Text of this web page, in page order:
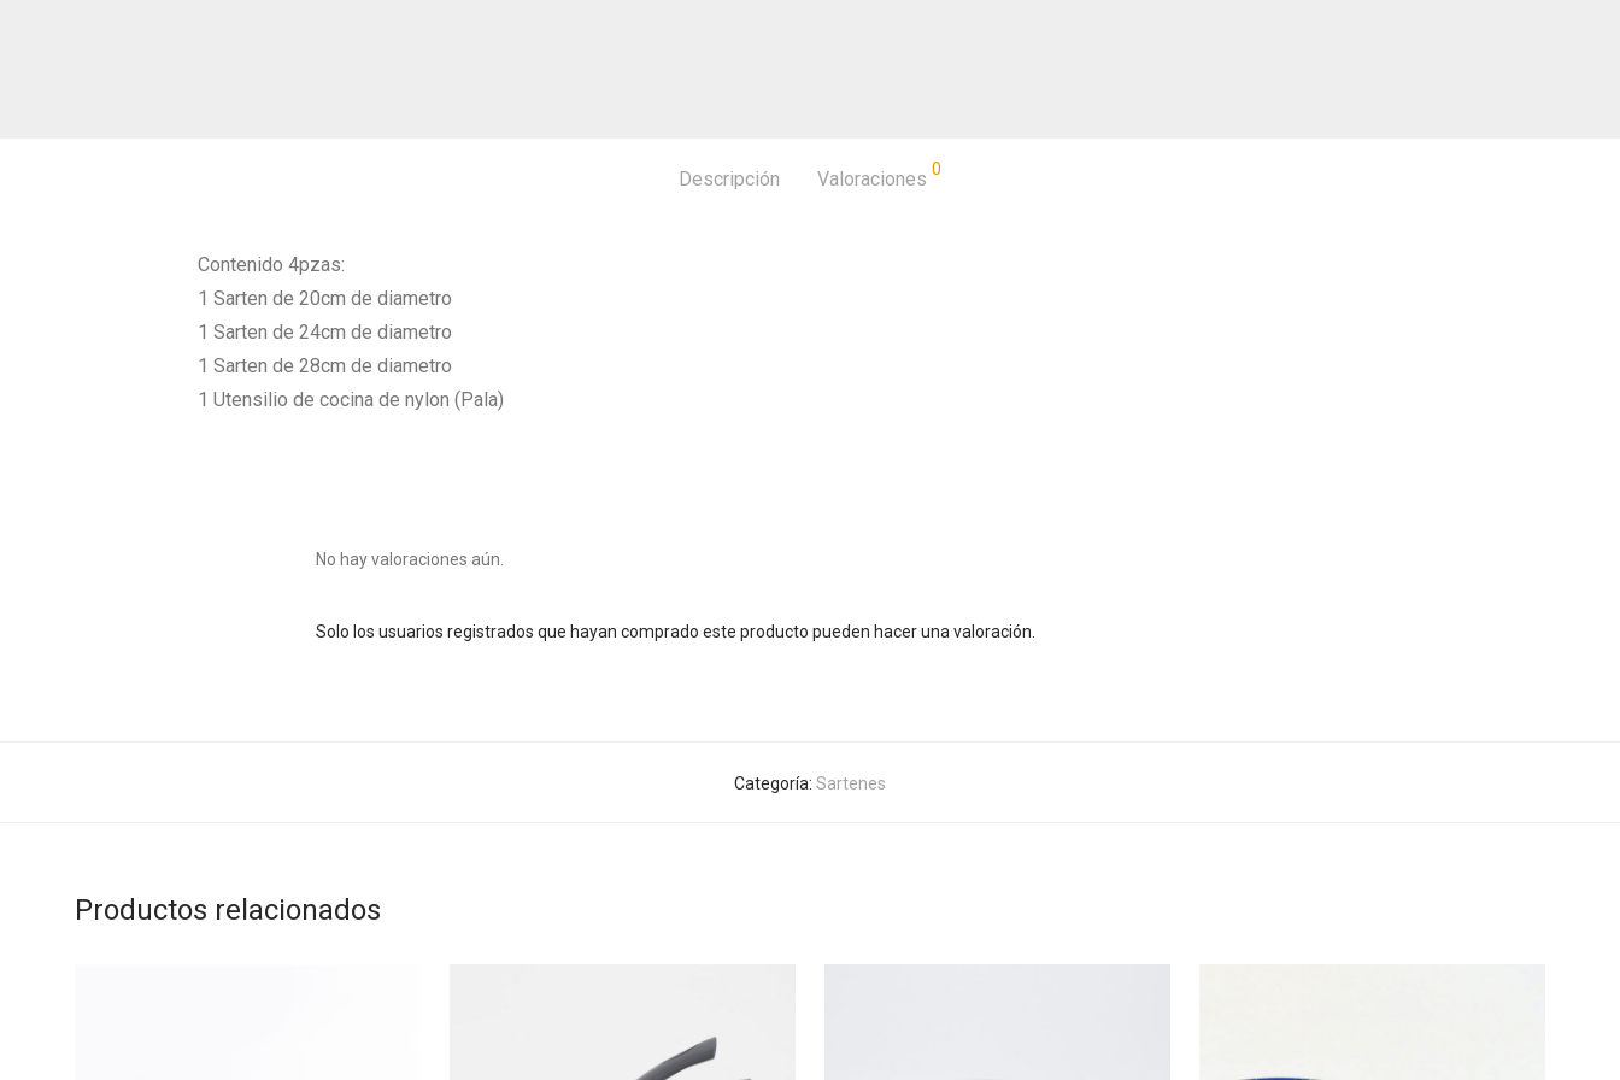
Descripción Valoraciones 0
Contenido 4pzas:
1 Sarten de 20cm de diametro
1 Sarten de 24cm de diametro
1 Sarten de 28cm de diametro
1 Utensilio de cocina de nylon (Pala)
No hay valoraciones aún.
Solo los usuarios registrados que hayan comprado este producto pueden hacer una valoración.
Categoría: Sartenes
Productos relacionados